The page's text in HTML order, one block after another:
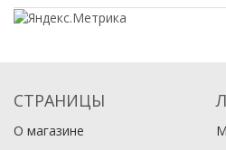
СТРАНИЦЫ
О магазине